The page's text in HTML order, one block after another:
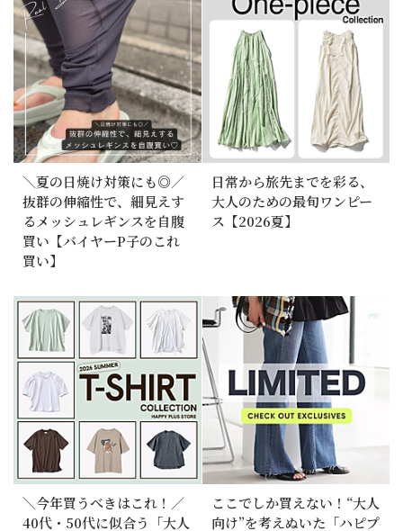
＼夏の日焼け対策にも◎／
抜群の伸縮性で、細見えす
るメッシュレギンスを自腹
買い【バイヤーP子のこれ
買い】
日常から旅先までを彩る、
大人のための最旬ワンピー
ス【2026夏】
＼今年買うべきはこれ！／
40代・50代に似合う「大人
ここでしか買えない！“大人
向け”を考えぬいた「ハピプ